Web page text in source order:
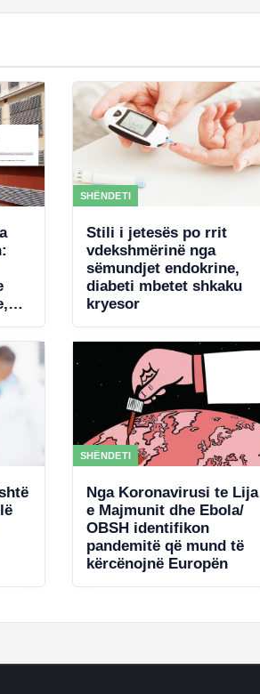
SHËNDETI
Stili i jetesës po rrit
vdekshmërinë nga
sëmundjet endokrine,
diabeti mbetet shkaku
kryesor
SHËNDETI
Nga Koronavirusi te Lija
e Majmunit dhe Ebola/
OBSH identifikon
pandemitë që mund të
kërcënojnë Europën